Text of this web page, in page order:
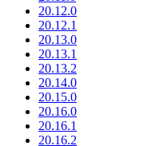
20.12.0
20.12.1
20.13.0
20.13.1
20.13.2
20.14.0
20.15.0
20.16.0
20.16.1
20.16.2